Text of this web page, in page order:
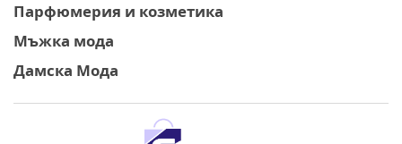
Парфюмерия и козметика
Мъжка мода
Дамска Мода